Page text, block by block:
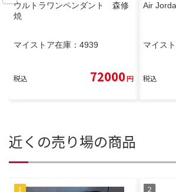
ウルトラワンペンダント 森修
焼
マイストア在庫： 4939
税込 72000円
Air
マイス
税込
近くの売り場の商品